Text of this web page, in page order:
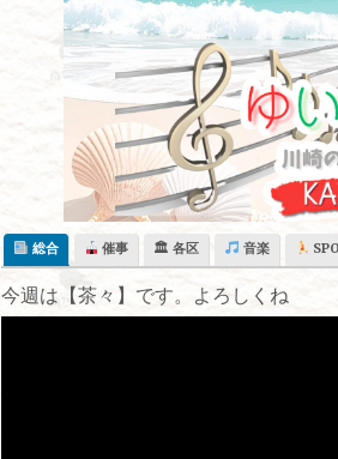
総合 催事 🏛 各区 音楽
今週は【茶々】です。よろしくね